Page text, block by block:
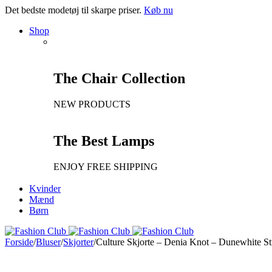
Det bedste modetøj til skarpe priser. Køb nu
Shop
The Chair Collection
NEW PRODUCTS
The Best Lamps
ENJOY FREE SHIPPING
Kvinder
Mænd
Børn
Forside/Bluser/Skjorter/Culture Skjorte – Denia Knot – Dunewhite